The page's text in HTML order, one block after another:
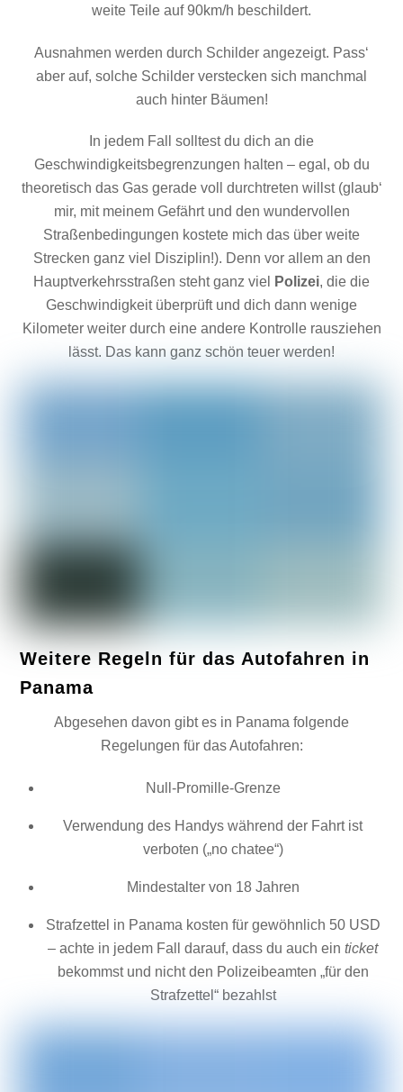
weite Teile auf 90km/h beschildert.
Ausnahmen werden durch Schilder angezeigt. Pass‘
aber auf, solche Schilder verstecken sich manchmal
auch hinter Bäumen!
In jedem Fall solltest du dich an die
Geschwindigkeitsbegrenzungen halten – egal, ob du
theoretisch das Gas gerade voll durchtreten willst (glaub‘
mir, mit meinem Gefährt und den wundervollen
Straßenbedingungen kostete mich das über weite
Strecken ganz viel Disziplin!). Denn vor allem an den
Hauptverkehrsstraßen steht ganz viel
Polizei, die die
Geschwindigkeit überprüft und dich dann wenige
Kilometer weiter durch eine andere Kontrolle rausziehen
lässt. Das kann ganz schön teuer werden!
Weitere Regeln für das Autofahren in
Panama
Abgesehen davon gibt es in Panama folgende
Regelungen für das Autofahren:
Null-Promille-Grenze
Verwendung des Handys während der Fahrt ist
verboten („no chatee“)
Mindestalter von 18 Jahren
Strafzettel in Panama kosten für gewöhnlich 50 USD
– achte in jedem Fall darauf, dass du auch einticket
bekommst und nicht den Polizeibeamten „für den
Strafzettel“ bezahlst